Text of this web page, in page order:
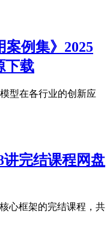
案例集》2025
下载
型在各行业的创新应
讲完结课程网盘
心框架的完结课程，共